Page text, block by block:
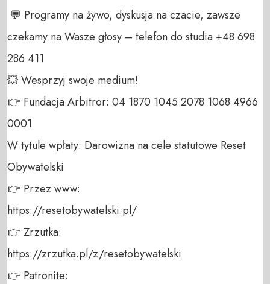
czekamy na Wasze głosy – telefon do studia +48 698
286 411
💥 Wesprzyj swoje medium!
👉 Fundacja Arbitror: 04 1870 1045 2078 1068 4966
0001
W tytule wpłaty: Darowizna na cele statutowe Reset
Obywatelski
👉 Przez www:
https://resetobywatelski.pl/
👉 Zrzutka:
https://zrzutka.pl/z/resetobywatelski
👉 Patronite: